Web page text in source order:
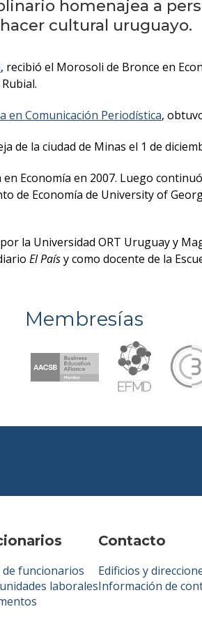
homenajea a
cultural uruguayo.
, recibió el Morosoli de Bronce en
en Comunicación Periodística,
de la ciudad de Minas el 1 de
Economía en 2007. Luego
de Economía de University of
la Universidad ORT Uruguay y
El Paísy como docente de la
Membresías
funcionarios
laborales
Contacto
Edificios y
Información de